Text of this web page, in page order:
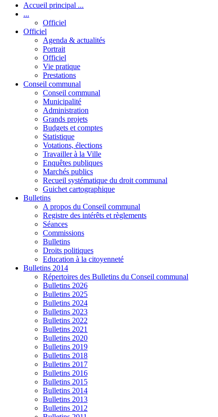
Accueil principal ...
...
Officiel
Officiel
Agenda & actualités
Portrait
Officiel
Vie pratique
Prestations
Conseil communal
Conseil communal
Municipalité
Administration
Grands projets
Budgets et comptes
Statistique
Votations, élections
Travailler à la Ville
Enquêtes publiques
Marchés publics
Recueil systématique du droit communal
Guichet cartographique
Bulletins
A propos du Conseil communal
Registre des intérêts et règlements
Séances
Commissions
Bulletins
Droits politiques
Education à la citoyenneté
Bulletins 2014
Répertoires des Bulletins du Conseil communal
Bulletins 2026
Bulletins 2025
Bulletins 2024
Bulletins 2023
Bulletins 2022
Bulletins 2021
Bulletins 2020
Bulletins 2019
Bulletins 2018
Bulletins 2017
Bulletins 2016
Bulletins 2015
Bulletins 2014
Bulletins 2013
Bulletins 2012